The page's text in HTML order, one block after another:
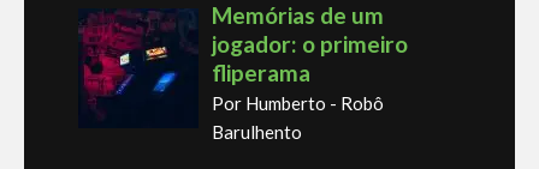
Memórias de um
jogador: o primeiro
fliperama
Por Humberto - Robô
Barulhento